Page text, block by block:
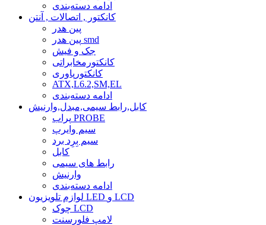
ادامه دسته‌بندی
کانکتور , اتصالات , آنتن
پین هدر
پین هدر smd
جک و فیش
کانکتورمخابراتی
کانکتورپاوری
ATX,L6.2,SM,EL
ادامه دسته‌بندی
کابل,رابط سیمی,مبدل,وارنیش
پراب PROBE
سیم وایرپ
سیم بِرِد برد
کابل
رابط های سیمی
وارنیش
ادامه دسته‌بندی
لوازم تلویزیون LED و LCD
چوک LCD
لامپ فلورسنت